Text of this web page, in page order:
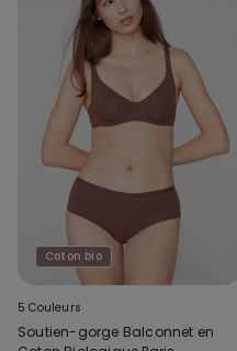
Coton bio
5 Couleurs
Soutien-gorge Balconnet en